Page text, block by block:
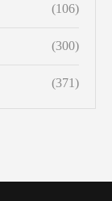
(106)
(300)
(371)